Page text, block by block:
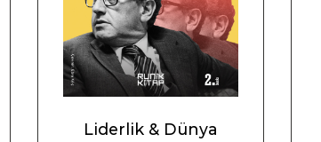
Liderlik & Dünya